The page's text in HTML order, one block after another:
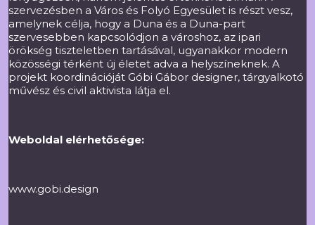
szervezésben a Város és Folyó Egyesület is részt vesz,
amelynek célja, hogy a Duna és a Duna-part
szervesebben kapcsolódjon a városhoz, az ipari
örökség tiszteletben tartásával, ugyanakkor modern
közösségi térként új életet adva a helyszíneknek. A
projekt koordinációját Góbi Gábor designer, tárgyalkotó
művész és civil aktivista látja el.
Weboldal elérhetősége:
www.gobi.design